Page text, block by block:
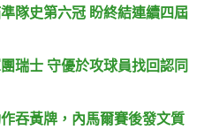
隊史第六冠 盼終結連續四屆
瑞士 守優於攻球員找回認同
吞黃牌，內馬爾賽後發文質